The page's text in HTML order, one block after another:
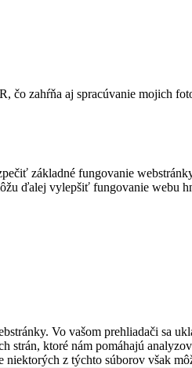
čo zahŕňa aj spracúvanie mojich
základné fungovanie
ďalej vylepšiť fungovanie webu
Vo vašom prehliadači sa
ktoré nám pomáhajú
z týchto súborov však